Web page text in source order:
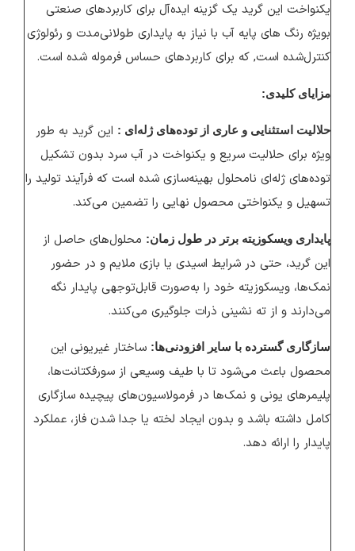
یکنواخت این گرید یک گزینه ایده‌آل برای کاربردهای صنعتی
بویژه رنگ های پایه آب با نیاز به پایداری طولانی‌مدت و رئولوژی
کنترل‌شده است, که برای کاربردهای حساس فرموله شده است.
مزایای کلیدی:
حلالیت استثنایی و عاری از توده‌های ژله‌ای : این گرید به‌ طور
ویژه برای حلالیت سریع و یکنواخت در آب سرد بدون تشکیل
توده‌های ژله‌ای نامحلول بهینه‌سازی شده است که فرآیند تولید را
تسهیل و یکنواختی محصول نهایی را تضمین می‌کند.
پایداری ویسکوزیته برتر در طول زمان: محلول‌های حاصل از
این گرید، حتی در شرایط اسیدی یا بازی ملایم و در حضور
نمک‌ها، ویسکوزیته خود را به‌صورت قابل‌توجهی پایدار نگه
می‌دارند و از ته ‌نشینی ذرات جلوگیری می‌کنند.
سازگاری گسترده با سایر افزودنی‌ها: ساختار غیریونی این
محصول باعث می‌شود تا با طیف وسیعی از سورفکتانت‌ها،
پلیمرهای یونی و نمک‌ها در فرمولاسیون‌های پیچیده سازگاری
کامل داشته باشد و بدون ایجاد لخته یا جدا شدن فاز، عملکرد
پایدار را ارائه دهد.